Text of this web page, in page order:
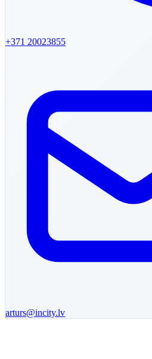
+371 20023855
arturs@incity.lv